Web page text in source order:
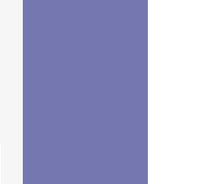
mail a webovou stránku pro budoucí
e-mailem.